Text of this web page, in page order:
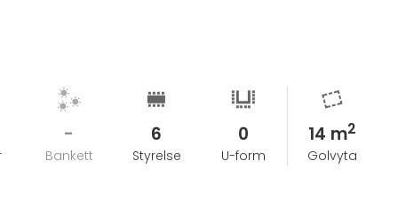
-
Bankett
6
Styrelse
0
U-form
14 m2
Golvyta